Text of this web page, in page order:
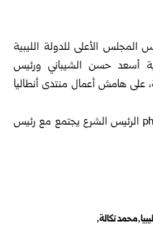
الأعلى للدولة الليبية
أسعد حسن الشيباني ورئيس
على هامش أعمال منتدى أنطاليا
ليبيا محمد تكالة